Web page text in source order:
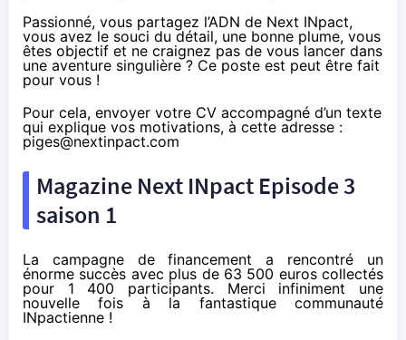
Passionné, vous partagez l’ADN de Next INpact,
vous avez le souci du détail, une bonne plume, vous
êtes objectif et ne craignez pas de vous lancer dans
une aventure singulière ? Ce poste est peut être fait
pour vous !
Pour cela, envoyer votre CV accompagné d’un texte
qui explique vos motivations, à cette adresse :
piges@nextinpact.com
Magazine Next INpact Episode 3
saison 1
La campagne de financement a rencontré un
énorme succès avec plus de 63 500 euros collectés
pour 1 400 participants. Merci infiniment une
nouvelle fois à la fantastique communauté
INpactienne !